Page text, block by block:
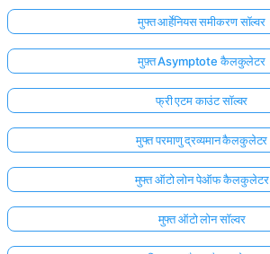
मुफ्त आर्हेनियस समीकरण सॉल्वर
मुफ़्त Asymptote कैलकुलेटर
फ्री एटम काउंट सॉल्वर
मुफ्त परमाणु द्रव्यमान कैलकुलेटर
मुफ्त ऑटो लोन पेऑफ कैलकुलेटर
मुफ्त ऑटो लोन सॉल्वर